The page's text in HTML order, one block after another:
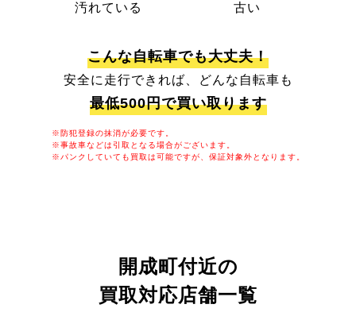
汚れている 古い
こんな自転車でも大丈夫！
安全に走行できれば、どんな自転車も
最低500円で買い取ります
※防犯登録の抹消が必要です。
※事故車などは引取となる場合がございます。
※パンクしていても買取は可能ですが、保証対象外となります。
開成町付近の
買取対応店舗一覧